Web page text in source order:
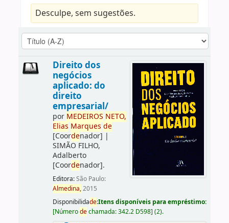
Desculpe, sem sugestões.
Direito dos
negócios
aplicado: do
direito
empresarial/
por MEDEIROS NETO,
Elias Marques de
[Coordenador] |
SIMÃO FILHO,
Adalberto
[Coordenador].
Editora:São Paulo:
Almedina,2015
Disponibilidade:Itens disponíveis para empréstimo:
[Númerodechamada:342.2 D598] (2).